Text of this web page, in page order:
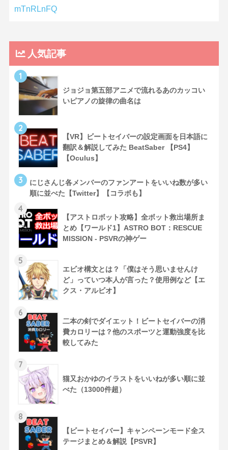
mTnRLnFQ
人気記事
1
ジョジョ第五部アニメで流れるあのカッコい
いピアノの旋律の曲名は
2
【VR】ビートセイバーの設定画面を日本語に
翻訳＆解説してみた BeatSaber 【PS4】
【Oculus】
3
にじさんじ各メンバーのファンアートをいいね数が多い
順に並べた【Twitter】【コラボも】
4
【アストロボット攻略】全ボット救出場所ま
とめ【ワールド1】ASTRO BOT：RESCUE
MISSION - PSVRの神ゲー
5
エビオ構文とは？「僕はそう思いませんけ
ど」っていつ本人が言った？使用例など【エ
クス・アルビオ】
6
二本の剣でダイエット！ビートセイバーの消
費カロリーは？他のスポーツと運動強度を比
較してみた
7
猫又おかゆのイラストをいいねが多い順に並
べた（13000件超）
8
【ビートセイバー】キャンペーンモード全ス
テージまとめ＆解説【PSVR】